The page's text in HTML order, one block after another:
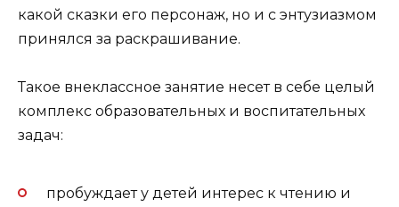
какой сказки его персонаж, но и с энтузиазмом
принялся за раскрашивание.
Такое внеклассное занятие несет в себе целый
комплекс образовательных и воспитательных
задач:
пробуждает у детей интерес к чтению и